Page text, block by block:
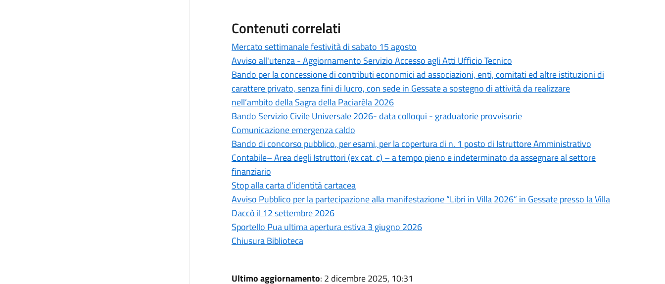
Contenuti correlati
Mercato settimanale festività di sabato 15 agosto
Avviso all'utenza - Aggiornamento Servizio Accesso agli Atti Ufficio Tecnico
Bando per la concessione di contributi economici ad associazioni, enti, comitati ed altre istituzioni di
carattere privato, senza fini di lucro, con sede in Gessate a sostegno di attività da realizzare
nell’ambito della Sagra della Paciarèla 2026
Bando Servizio Civile Universale 2026- data colloqui - graduatorie provvisorie
Comunicazione emergenza caldo
Bando di concorso pubblico, per esami, per la copertura di n. 1 posto di Istruttore Amministrativo
Contabile– Area degli Istruttori (ex cat. c) – a tempo pieno e indeterminato da assegnare al settore
finanziario
Stop alla carta d'identità cartacea
Avviso Pubblico per la partecipazione alla manifestazione “Libri in Villa 2026” in Gessate presso la Villa
Daccò il 12 settembre 2026
Sportello Pua ultima apertura estiva 3 giugno 2026
Chiusura Biblioteca
Ultimo aggiornamento: 2 dicembre 2025, 10:31